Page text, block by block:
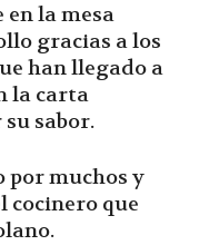
en la mesa
gracias a los
han llegado a
la carta
sabor.
por muchos y
cocinero que